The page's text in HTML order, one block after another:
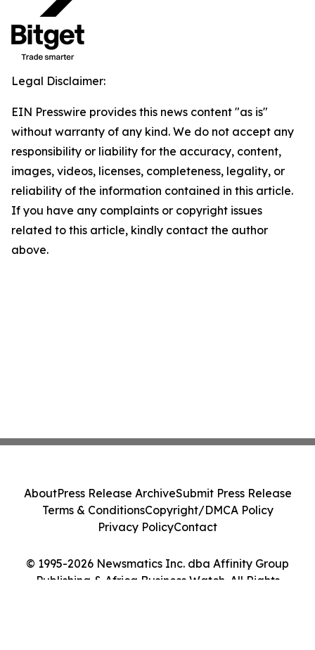
Legal Disclaimer:
EIN Presswire provides this news content "as is"
without warranty of any kind. We do not accept any
responsibility or liability for the accuracy, content,
images, videos, licenses, completeness, legality, or
reliability of the information contained in this article.
If you have any complaints or copyright issues
related to this article, kindly contact the author
above.
© 1995-2026 Newsmatics Inc. dba Affinity Group
Publishing & Africa Business Watch. All Rights
AboutPress Release ArchiveSubmit Press Release
Terms & ConditionsCopyright/DMCA Policy
Privacy PolicyContact